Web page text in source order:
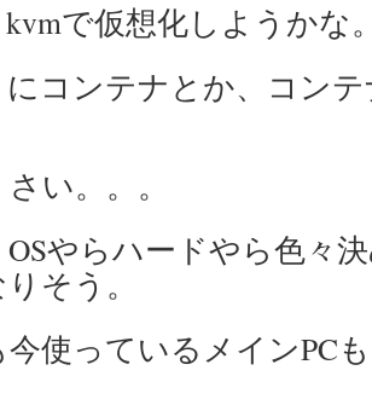
で仮想化しようかな
コンテナとか、コン
い。。。
やらハードやら色々
そう。
使っているメインPC